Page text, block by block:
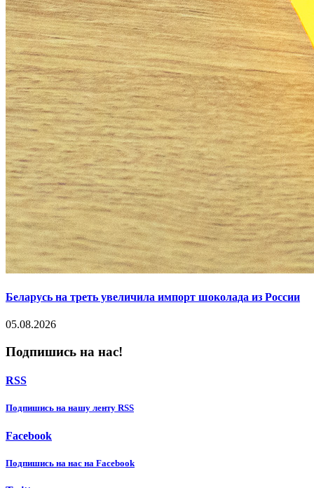
Беларусь на треть увеличила импорт шоколада из России
05.08.2026
Подпишись на нас!
RSS
Подпишиcь на нашу ленту RSS
Facebook
Подпишиcь на нас на Facebook